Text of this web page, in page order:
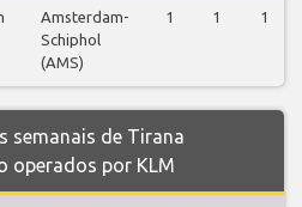
Amsterdam-
Schiphol
(AMS)
1 1 1
semanais de Tirana
operados por KLM